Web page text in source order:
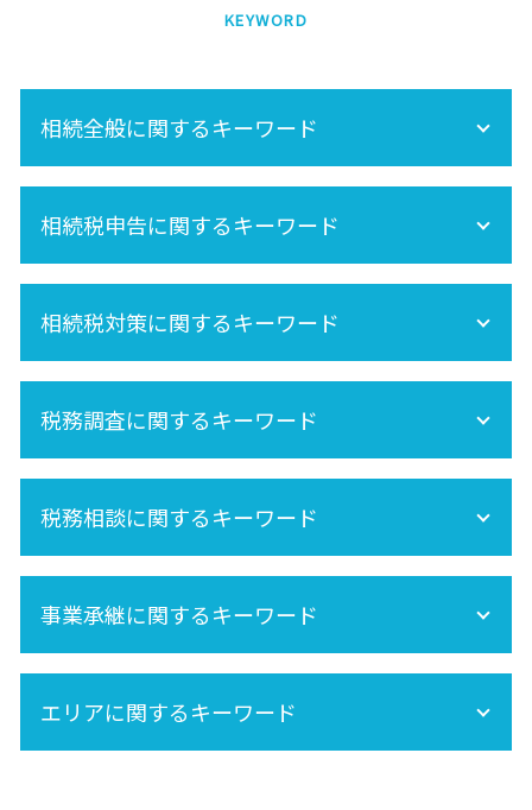
KEYWORD
相続全般に関するキーワード
相続 不動産登記
遺産分割 税金
再婚 相続
空き家 対策 特別措置法
相続分
相続 養子
相続税 不動産
節税
未成年 相続
相続税申告に関するキーワード
相続税申告
準確定申告 期限
準確定申告 書き方
相続税 申告 自分で
相続税対策に関するキーワード
生前贈与 非課税
相続税対策
相続税 計算
株 相続税
相続税申告 必要書類
相続時精算課税制度 手続き
死亡保険金 相続税
相続税 期限
相続税 土地
相続税 基礎控除
税務調査に関するキーワード
相続税 税務調査 時期
相続税 税務調査 いくら 以上
税務調査 時期
法人 税務調査
税務相談に関するキーワード
事業承継に関するキーワード
事業承継税制
エリアに関するキーワード